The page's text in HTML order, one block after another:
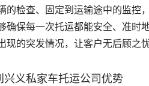
的检查、固定到运输途中的监控
确保每一次托运都能安全、准时
现的突发情况，让客户无后顾之忧
兴义私家车托运公司优势